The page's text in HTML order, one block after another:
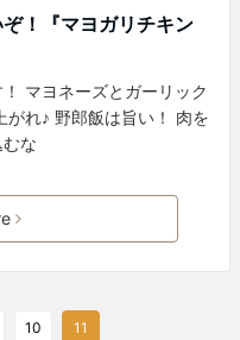
ぞ！『マヨガリチキン
マヨネーズとガーリック
れ♪ 野郎飯は旨い！ 肉を
な
10 11